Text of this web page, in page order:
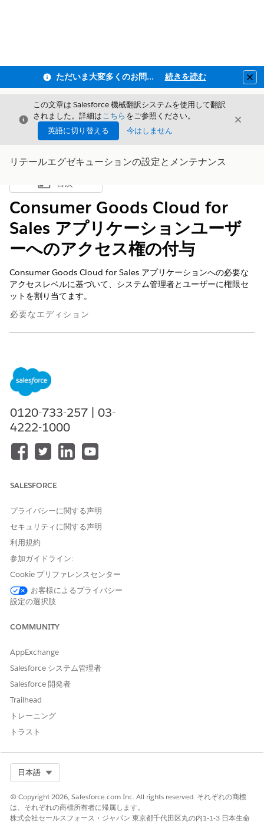
ただいま大変多くのお問い合わせをいただいており、ご連絡までにお時間を頂戴しております 続きを読む
閉じる
この文章は Salesforce 機械翻訳システムを使用して翻訳
されました。詳細はこちら をご参照ください。
英語に切り替える
今はしません
閉じる
リテールエグゼキューションの設定とメンテナンス
目次を表示
目次
Consumer Goods Cloud for
Sales アプリケーションユーザ
ーへのアクセス権の付与
Consumer Goods Cloud for Sales アプリケーションへの必要な
アクセスレベルに基づいて、システム管理者とユーザーに権限セ
ットを割り当てます。
必要なエディション
いるEnterprise
Unlimited
権限を割り当てる
[設定] の [クイック検索] ボックスに
ユーザーを選択し、[権限セットの割り当て] セクションで
り当ての編集]をクリックします。
次の必要な権限セットを [利用可能な権限セット] リストから
(ログインユーザーに割り当てられている権限セットに応
じて) Consumer Goods Cloud for Service または
Consumer Goods Cloud for Sales and Service
CGCloud セールスユーザーまたは CGCloud 小売セールス
OmniStudio ユーザー
Industries Visit
CGCloud 処理サービス
Industries Sales Excellence
Penny Perfect 価格設定
OmniStudio ランタイム
ナレッジユーザー
アクション可能セグメンテーションエンゲージメント
変更内容を保存します。
この記事で問題は解決されましたか?
ご意見をお待ちしております。
0120-733-257 | 03-
4222-1000
SALESFORCE
プライバシーに関する声明
セキュリティに関する声明
利用規約
参加ガイドライン:
Cookie プリファレンスセンター
お客様によるプライバシー
設定の選択肢
COMMUNITY
AppExchange
Salesforce システム管理者
Salesforce 開発者
Trailhead
トレーニング
トラスト
日本語
© Copyright 2026, Salesforce.com Inc. All rights reserved. それぞれの商標
は、それぞれの商標所有者に帰属します。
株式会社セールスフォース・ジャパン 東京都千代田区丸の内1-1-3 日本生命